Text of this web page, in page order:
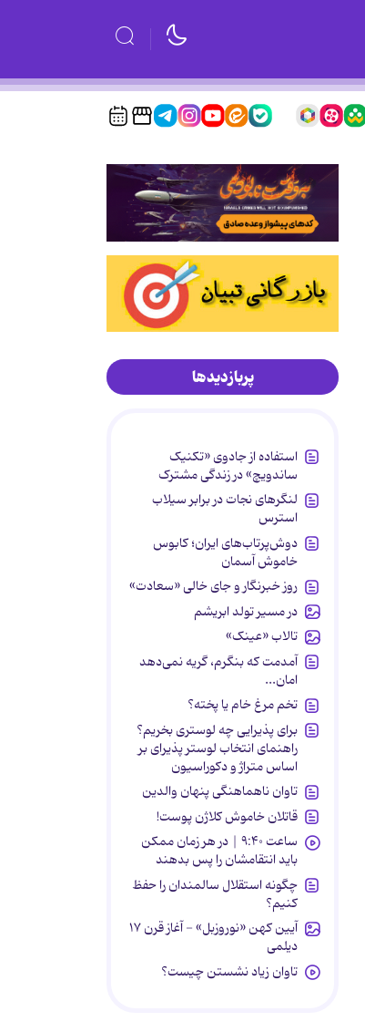
پربازدیدها
استفاده از جادوی «تکنیک
ساندویچ» در زندگی مشترک
لنگرهای نجات در برابر سیلاب
استرس
دوش‌پرتاب‌های ایران؛ کابوس
خاموش آسمان
روز خبرنگار و جای خالی «سعادت»
در مسیر تولد ابریشم
تالاب «عینک»
آمدمت که بنگرم، گریه نمی‌دهد
امان...
تخم مرغ خام یا پخته؟
برای پذیرایی چه لوستری بخریم؟
راهنمای انتخاب لوستر پذیرای بر
اساس متراژ و دکوراسیون
تاوان ناهماهنگی پنهان والدین
قاتلان خاموش کلاژن پوست!
ساعت ۹:۴۰ | در هر زمان ممکن
باید انتقامشان را پس بدهند
چگونه استقلال سالمندان را حفظ
کنیم؟
آیین کهن «نوروزبل» - آغاز قرن ۱۷
دیلمی
تاوان زیاد نشستن چیست؟